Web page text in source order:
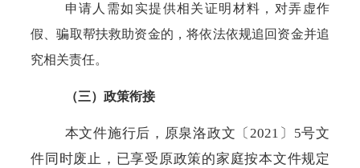
申请人需如实提供相关证明材料，对弄虚作
假、骗取帮扶救助资金的，将依法依规追回资金并追
究相关责任。
（三）政策衔接
本文件施行后，原泉洛政文〔2021〕5号文
件同时废止，已享受原政策的家庭按本文件规定